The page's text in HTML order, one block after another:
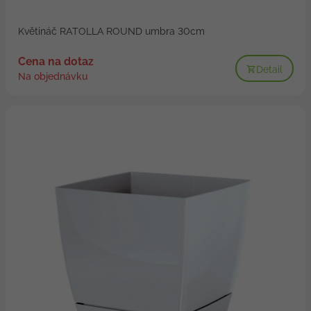
Květináč RATOLLA ROUND umbra 30cm
Cena na dotaz
Na objednávku
Detail